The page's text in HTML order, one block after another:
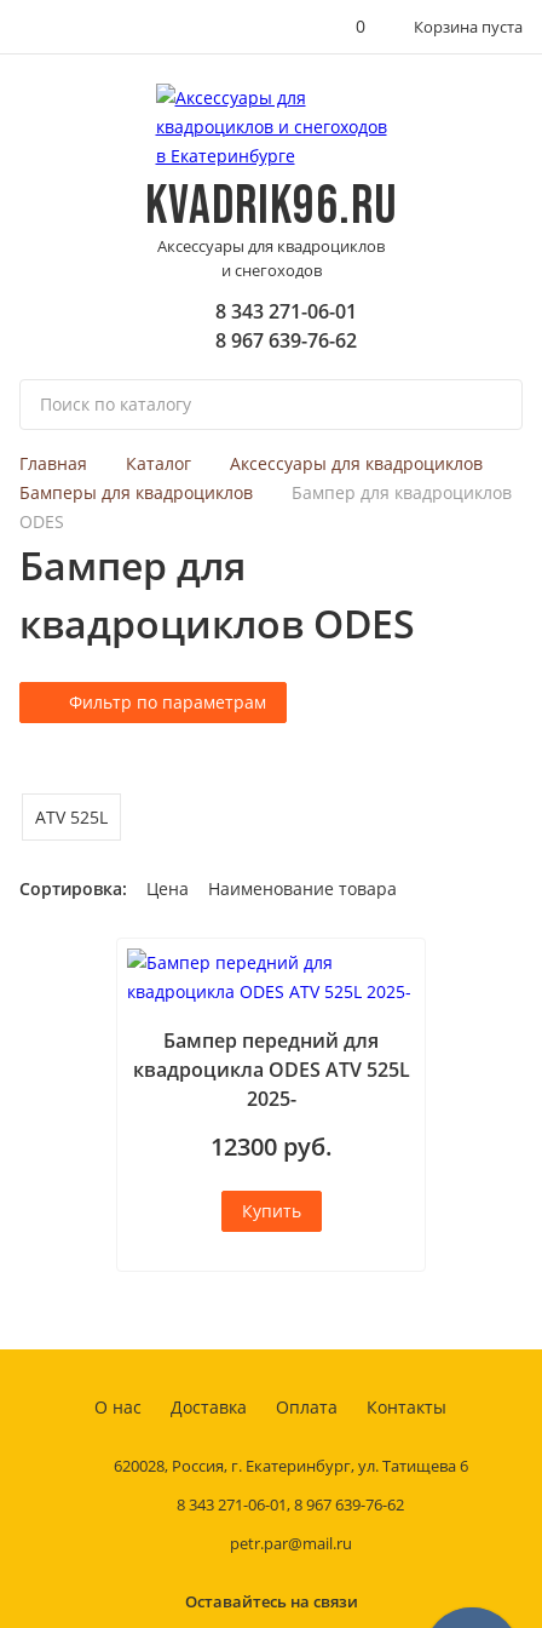
0 Корзина пуста
KVADRIK96.RU
Аксессуары для квадроциклов
и снегоходов
о
а
а
у
8 343 271-06-01
8 967 639-76-62
Главная Каталог
Аксессуары для квадроциклов
Бамперы для квадроциклов
Бампер для квадроциклов
ODES
Бампер для
квадроциклов ODES
Фильтр по параметрам
ATV 525L
Сортировка: Цена Наименование товара
Бампер передний для
квадроцикла ODES ATV 525L
2025-
12300 руб.
620028, Россия, г. Екатеринбург, ул. Татищева 6
8 343 271-06-01,8 967 639-76-62
petr.par@mail.ru
О нас Доставка Оплата Контакты
Оставайтесь на связи